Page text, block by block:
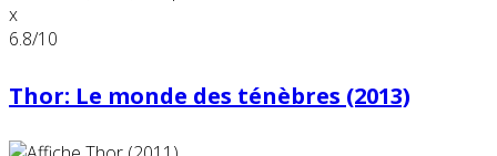
x
6.8/10
Thor: Le monde des ténèbres (2013)